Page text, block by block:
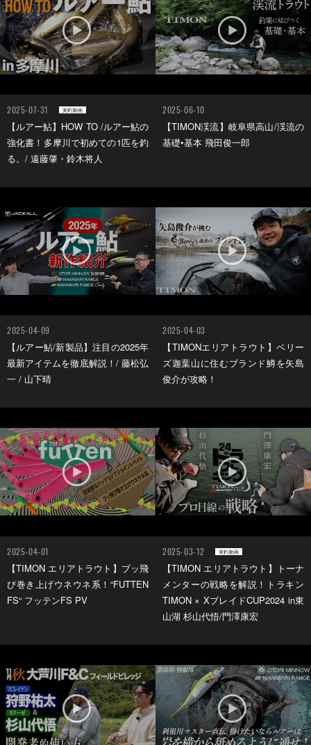
2025-07-31 実釣動画
【ルアー鮎】HOW TO /ルアー鮎の
強化書！多摩川で初めての1匹を釣
る。/ 遠藤肇・鈴木将人
2025-06-10
【TIMON渓流】岐阜県高山/渓流の
基礎•基本 飛田俊一郎
2025-04-09
【ルアー鮎/新製品】注目の2025年
最新アイテムを徹底解説！/ 藤松弘
一 / 山下晴
2025-04-03
【TIMONエリアトラウト】ベリー
ズ迦葉山に住むブランド鱒を矢島
俊介が攻略！
2025-04-01
【TIMON エリアトラウト】ブッ飛
び巻き上げウネウネ系！“FUTTEN
FS“ フッテンFS PV
2025-03-12 実釣動画
【TIMON エリアトラウト】トーナ
メンターの戦略を解説！トラキン
TIMON × XブレイドCUP2024 in東
山湖 杉山代悟/門澤康宏